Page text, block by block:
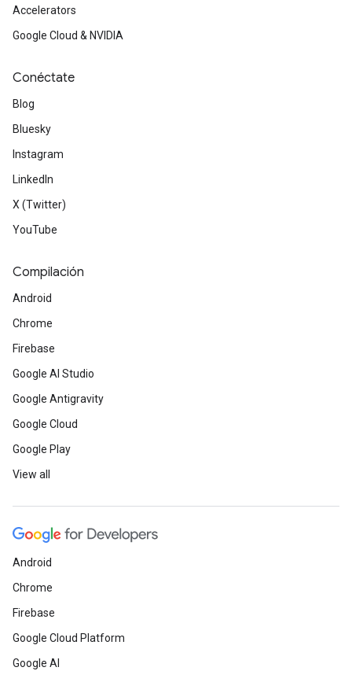
Accelerators
Google Cloud & NVIDIA
Conéctate
Blog
Bluesky
Instagram
LinkedIn
X (Twitter)
YouTube
Compilación
Android
Chrome
Firebase
Google AI Studio
Google Antigravity
Google Cloud
Google Play
View all
Android
Chrome
Firebase
Google Cloud Platform
Google AI